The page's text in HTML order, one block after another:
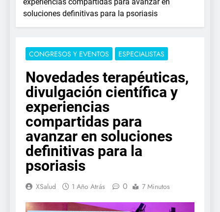
soluciones definitivas para la psoriasis
CONGRESOS Y EVENTOS ESPECIALISTAS
Novedades terapéuticas,
divulgación científica y
experiencias
compartidas para
avanzar en soluciones
definitivas para la
psoriasis
XSalud 1 Año Atrás 0 7 Minutos